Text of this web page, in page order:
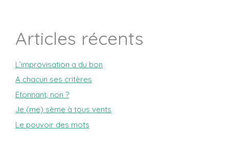
Articles récents
L’improvisation a du bon
A chacun ses critères
Etonnant, non ?
Je (me) sème à tous vents
Le pouvoir des mots